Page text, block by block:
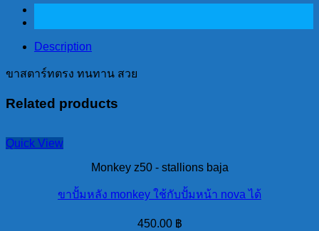
ทนทาน
สวย
quantity
Description
ขาสตาร์ทตรง ทนทาน สวย
Related products
Quick View
Monkey z50 - stallions baja
ขาปั้มหลัง monkey ใช้กับปั้มหน้า nova ได้
450.00 ฿